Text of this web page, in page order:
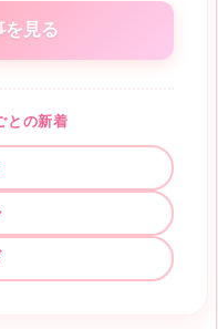
を見る
との新着